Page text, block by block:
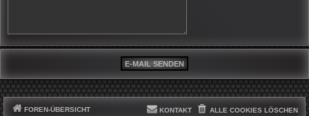
FOREN-ÜBERSICHT ALLE COOKIES LÖSCHEN
KONTAKT